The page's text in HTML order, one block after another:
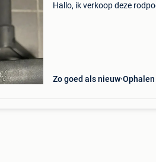
Hallo, ik verkoop deze
Zo goed als nieuw Ophalen